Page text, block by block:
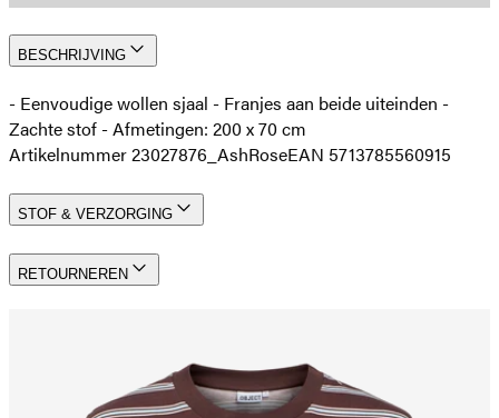
BESCHRIJVING
- Eenvoudige wollen sjaal - Franjes aan beide uiteinden -
Zachte stof - Afmetingen: 200 x 70 cm
Artikelnummer 23027876_AshRoseEAN 5713785560915
STOF & VERZORGING
RETOURNEREN